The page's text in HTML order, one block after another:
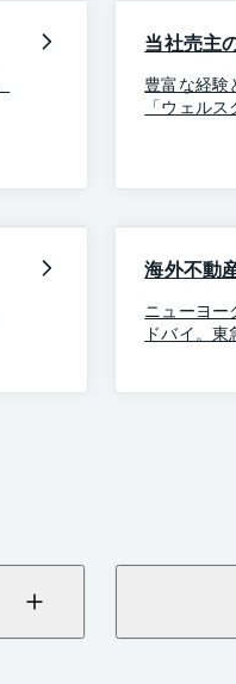
当社売主
豊富な経験
「ウェルス
海外不動
ニューヨー
ドバイ。